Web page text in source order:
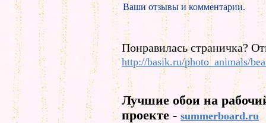
Ваши отзывы и комментарии.
Понравилась страничка?
http://basik.ru/photo_animals/
Лучшие обои на
проекте - summerboard.ru